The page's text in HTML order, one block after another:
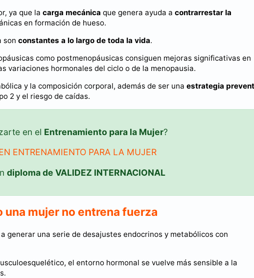
ya que la carga mecánica que genera ayuda a contrarrestar la
en formación de hueso.
son constantes a lo largo de toda la vida.
como postmenopáusicas consiguen mejoras significativas en
variaciones hormonales del ciclo o de la menopausia.
y la composición corporal, además de ser una estrategia
2 y el riesgo de caídas.
en el Entrenamiento para la Mujer?
ENTRENAMIENTO PARA LA MUJER
diploma de VALIDEZ INTERNACIONAL
una mujer no entrena fuerza
generar una serie de desajustes endocrinos y metabólicos con
el entorno hormonal se vuelve más sensible a la